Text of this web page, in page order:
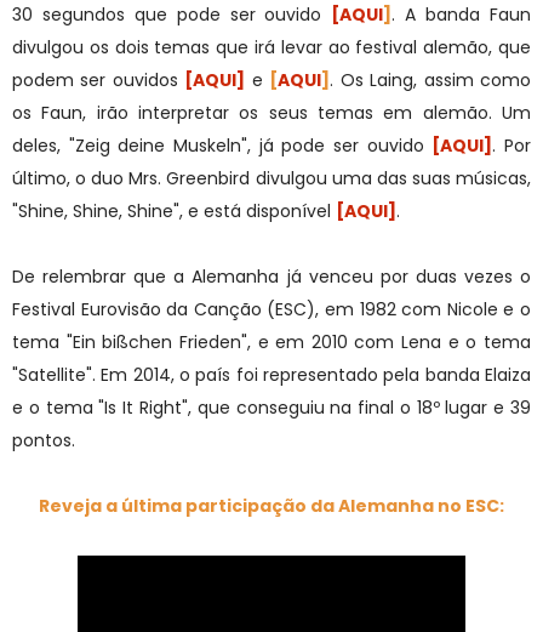
30 segundos que pode ser ouvido
[AQUI]. A banda Faun
divulgou os dois temas que irá levar ao festival alemão, que
podem ser ouvidos [AQUI] e [AQUI]. Os Laing, assim como
os Faun, irão interpretar os seus temas em alemão. Um
deles, "Zeig deine Muskeln", já pode ser ouvido [AQUI]. Por
último, o duo Mrs. Greenbird divulgou uma das suas músicas,
"Shine, Shine, Shine", e está disponível [AQUI] .
De relembrar que a Alemanha já venceu por duas vezes o
Festival Eurovisão da Canção (ESC), em 1982 com Nicole e o
tema "Ein bißchen Frieden", e em 2010 com Lena e o tema
"Satellite". Em 2014, o país foi representado pela banda Elaiza
e o tema "Is It Right", que conseguiu na final o 18º lugar e 39
pontos.
Reveja a última participação da Alemanha no ESC: